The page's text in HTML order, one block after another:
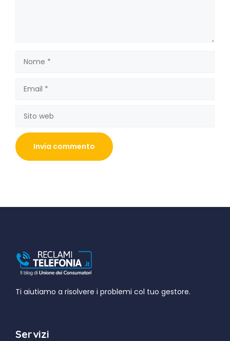
web
Ti aiutiamo a risolvere i problemi col tuo gestore.
Servizi